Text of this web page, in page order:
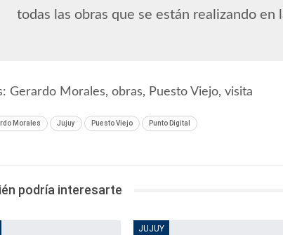
todas las obras que se están realizando en
Gerardo Morales, obras, Puesto Viejo, visita
Morales Jujuy Puesto Viejo Punto Digital
podría interesarte
JUJUY